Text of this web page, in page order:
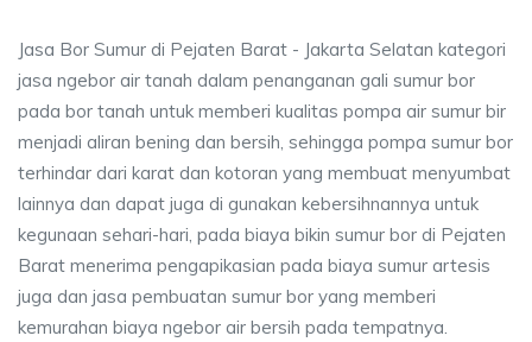
Jasa Bor Sumur di Pejaten Barat - Jakarta Selatan kategori
jasa ngebor air tanah dalam penanganan gali sumur bor
pada bor tanah untuk memberi kualitas pompa air sumur bir
menjadi aliran bening dan bersih, sehingga pompa sumur bor
terhindar dari karat dan kotoran yang membuat menyumbat
lainnya dan dapat juga di gunakan kebersihnannya untuk
kegunaan sehari-hari, pada biaya bikin sumur bor di Pejaten
Barat menerima pengapikasian pada biaya sumur artesis
juga dan jasa pembuatan sumur bor yang memberi
kemurahan biaya ngebor air bersih pada tempatnya.